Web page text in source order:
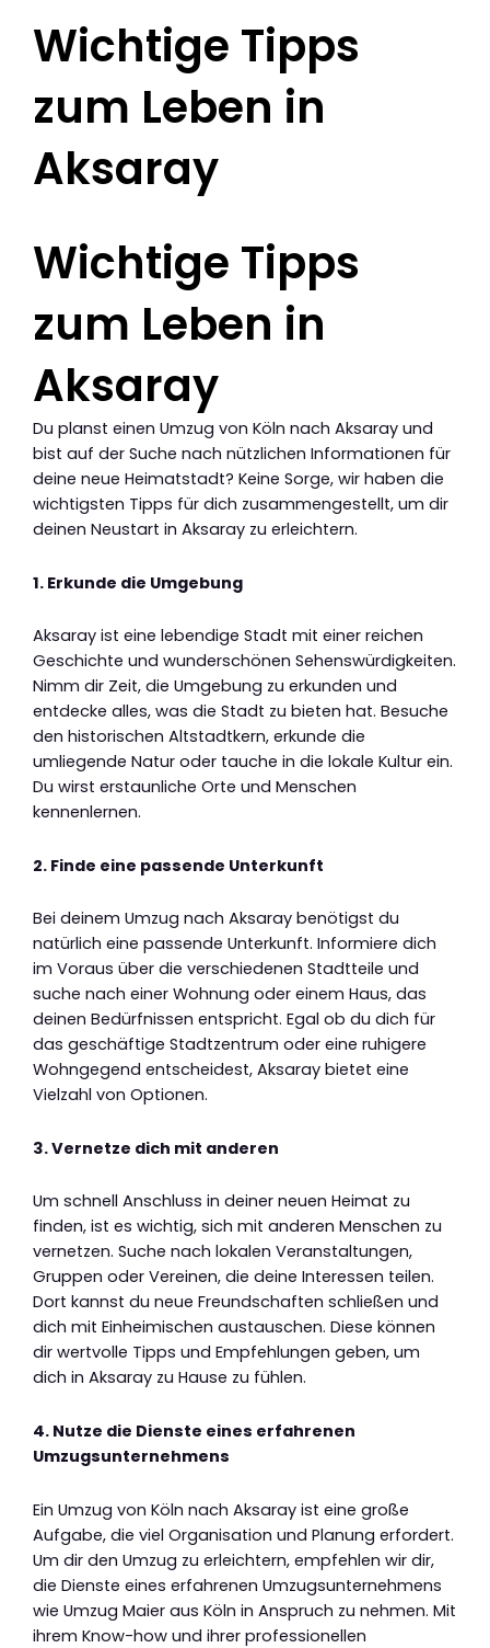
Wichtige Tipps
zum Leben in
Aksaray
Wichtige Tipps
zum Leben in
Aksaray
Du planst einen Umzug von Köln nach Aksaray und
bist auf der Suche nach nützlichen Informationen für
deine neue Heimatstadt? Keine Sorge, wir haben die
wichtigsten Tipps für dich zusammengestellt, um dir
deinen Neustart in Aksaray zu erleichtern.
1. Erkunde die Umgebung
Aksaray ist eine lebendige Stadt mit einer reichen
Geschichte und wunderschönen Sehenswürdigkeiten.
Nimm dir Zeit, die Umgebung zu erkunden und
entdecke alles, was die Stadt zu bieten hat. Besuche
den historischen Altstadtkern, erkunde die
umliegende Natur oder tauche in die lokale Kultur ein.
Du wirst erstaunliche Orte und Menschen
kennenlernen.
2. Finde eine passende Unterkunft
Bei deinem Umzug nach Aksaray benötigst du
natürlich eine passende Unterkunft. Informiere dich
im Voraus über die verschiedenen Stadtteile und
suche nach einer Wohnung oder einem Haus, das
deinen Bedürfnissen entspricht. Egal ob du dich für
das geschäftige Stadtzentrum oder eine ruhigere
Wohngegend entscheidest, Aksaray bietet eine
Vielzahl von Optionen.
3. Vernetze dich mit anderen
Um schnell Anschluss in deiner neuen Heimat zu
finden, ist es wichtig, sich mit anderen Menschen zu
vernetzen. Suche nach lokalen Veranstaltungen,
Gruppen oder Vereinen, die deine Interessen teilen.
Dort kannst du neue Freundschaften schließen und
dich mit Einheimischen austauschen. Diese können
dir wertvolle Tipps und Empfehlungen geben, um
dich in Aksaray zu Hause zu fühlen.
4. Nutze die Dienste eines erfahrenen
Umzugsunternehmens
Ein Umzug von Köln nach Aksaray ist eine große
Aufgabe, die viel Organisation und Planung erfordert.
Um dir den Umzug zu erleichtern, empfehlen wir dir,
die Dienste eines erfahrenen Umzugsunternehmens
wie Umzug Maier aus Köln in Anspruch zu nehmen. Mit
ihrem Know-how und ihrer professionellen